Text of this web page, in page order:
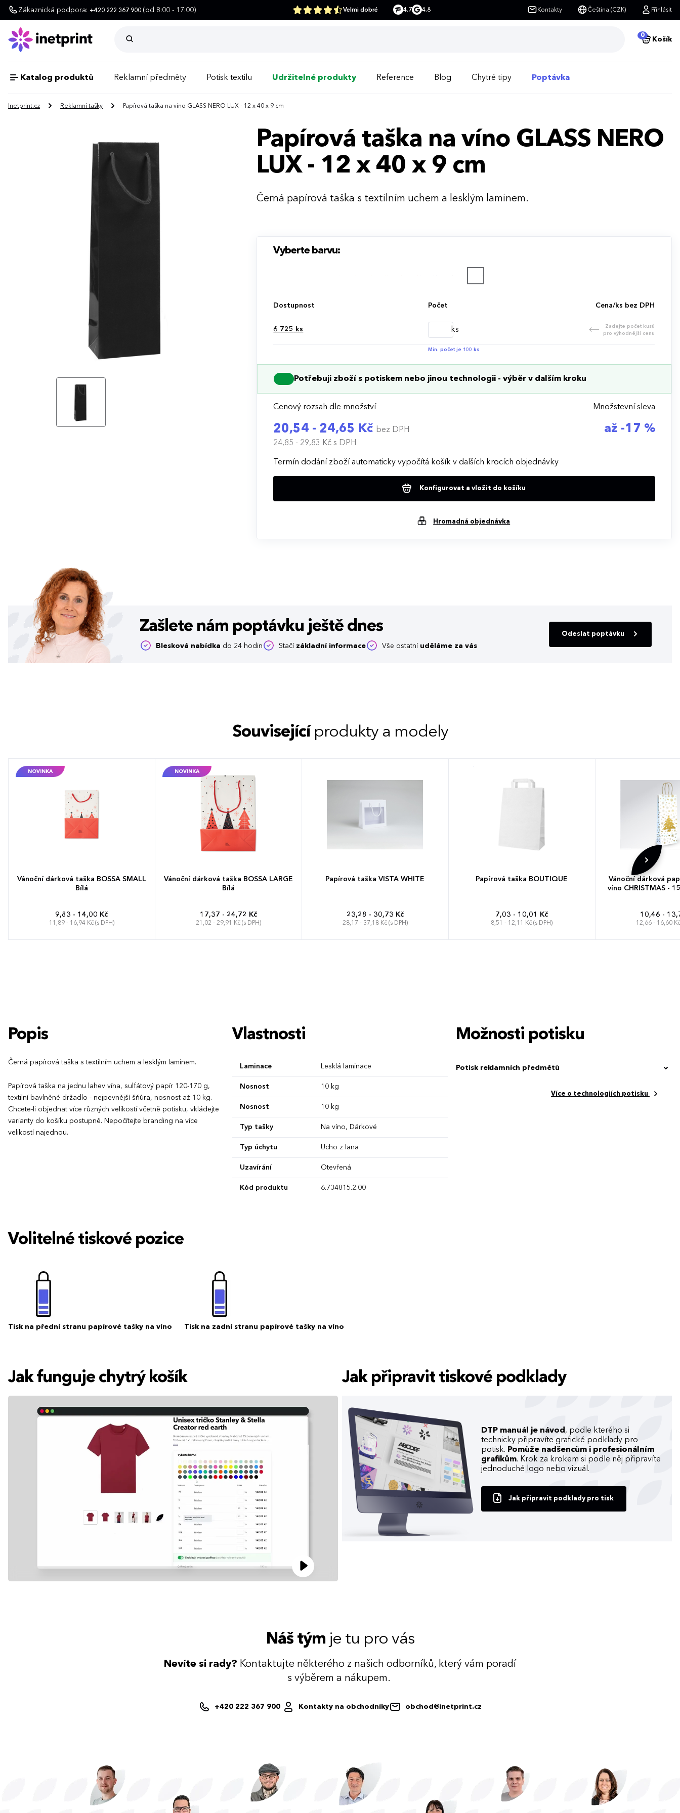
Zákaznická podpora: +420 222 367 900 (od 8:00 - 17:00) Velmi dobré 4.7 4.8 Kontakty Čeština (CZK) Přihlásit
0
Košík
Katalog produktů Reklamní předměty Potisk textilu Udržitelné produkty Reference Blog Chytré tipy Poptávka
Inetprint.cz Reklamní tašky Papírová taška na víno GLASS NERO LUX - 12 x 40 x 9 cm
Papírová taška na víno GLASS NERO
LUX - 12 x 40 x 9 cm
Černá papírová taška s textilním uchem a lesklým laminem.
Vyberte barvu:
Dostupnost Počet Cena/ks bez DPH
6 725 ks ks
Zadejte počet kusů
pro výhodnější cenu
Min. počet je 100 ks
Potřebuji zboží s potiskem nebo jinou technologii - výběr v dalším kroku
Cenový rozsah dle množství
20,54 - 24,65 Kč bez DPH
24,85 - 29,83 Kčs DPH
Množstevní sleva
až -17 %
Termín dodání zboží automaticky vypočítá košík v dalších krocích objednávky
Konfigurovat a vložit do košíku
Hromadná objednávka
Zašlete nám poptávku ještě dnes
Blesková nabídka do 24 hodin Stačí základní informace Vše ostatní uděláme za vás
Odeslat poptávku
Související produkty a modely
NOVINKA
Vánoční dárková taška BOSSA SMALL
Bílá
9,83 - 14,00 Kč
11,89 - 16,94 Kč (s DPH)
NOVINKA
Vánoční dárková taška BOSSA LARGE
Bílá
17,37 - 24,72 Kč
21,02 - 29,91 Kč (s DPH)
Papírová taška VISTA WHITE
23,28 - 30,73 Kč
28,17 - 37,18 Kč (s DPH)
Papírová taška BOUTIQUE
7,03 - 10,01 Kč
8,51 - 12,11 Kč (s DPH)
Vánoční dárková
víno CHRISTMAS -
10,46 -
12,66 - 16,60
Popis
Černá papírová taška s textilním uchem a lesklým laminem.
Papírová taška na jednu lahev vína, sulfátový papír 120-170 g,
textilní bavlněné držadlo - nejpevnější šňůra, nosnost až 10 kg.
Chcete-li objednat více různých velikostí včetně potisku, vkládejte
varianty do košíku postupně. Nepočítejte branding na více
velikostí najednou.
Vlastnosti
Laminace Lesklá laminace
Nosnost 10 kg
Nosnost 10 kg
Typ tašky Na víno, Dárkové
Typ úchytu Ucho z lana
Uzavírání Otevřená
Kód produktu 6.734815.2.00
Možnosti potisku
Potisk reklamních předmětů
Více o technologiích potisku
Volitelné tiskové pozice
Tisk na přední stranu papírové tašky na víno Tisk na zadní stranu papírové tašky na víno
Jak funguje chytrý košík Jak připravit tiskové podklady
DTP manuál je návod , podle kterého si
technicky připravíte grafické podklady pro
potisk. Pomůže nadšencům i profesionálním
grafikům. Krok za krokem si podle něj připravíte
jednoduché logo nebo vizuál.
Jak připravit podklady pro tisk
Náš tým je tu pro vás
Nevíte si rady? Kontaktujte některého z našich odborníků, který vám poradí
s výběrem a nákupem.
+420 222 367 900 Kontakty na obchodníky obchod@inetprint.cz